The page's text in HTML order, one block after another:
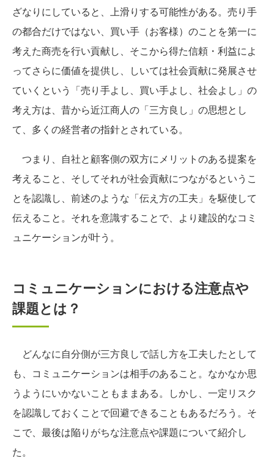
ざなりにしていると、上滑りする可能性がある。売り手
の都合だけではない、買い手（お客様）のことを第一に
考えた商売を行い貢献し、そこから得た信頼・利益によ
ってさらに価値を提供し、しいては社会貢献に発展させ
ていくという「売り手よし、買い手よし、社会よし」の
考え方は、昔から近江商人の「三方良し」の思想とし
て、多くの経営者の指針とされている。
つまり、自社と顧客側の双方にメリットのある提案を
考えること、そしてそれが社会貢献につながるというこ
とを認識し、前述のような「伝え方の工夫」を駆使して
伝えること。それを意識することで、より建設的なコミ
ュニケーションが叶う。
コミュニケーションにおける注意点や
課題とは？
どんなに自分側が三方良しで話し方を工夫したとして
も、コミュニケーションは相手のあること。なかなか思
うようにいかないこともままある。しかし、一定リスク
を認識しておくことで回避できることもあるだろう。そ
こで、最後は陥りがちな注意点や課題について紹介し
た。